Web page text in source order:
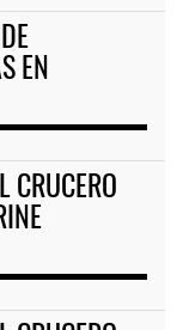
EN
CRUCERO